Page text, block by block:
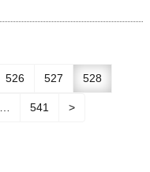
526 527 528
… 541 >